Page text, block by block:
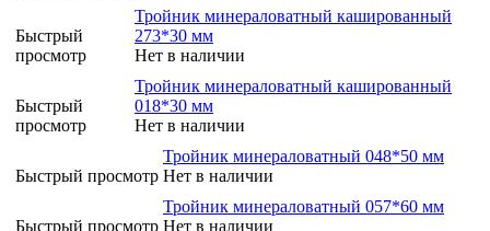
Быстрый
просмотр
Тройник минераловатный кашированный
273*30 мм
Нет в наличии
Быстрый
просмотр
Тройник минераловатный кашированный
018*30 мм
Нет в наличии
Быстрый просмотр
Тройник минераловатный 048*50 мм
Нет в наличии
Быстрый просмотр
Тройник минераловатный 057*60 мм
Нет в наличии